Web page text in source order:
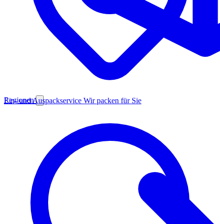
Ein- und Auspackservice Wir packen für Sie
Regionen